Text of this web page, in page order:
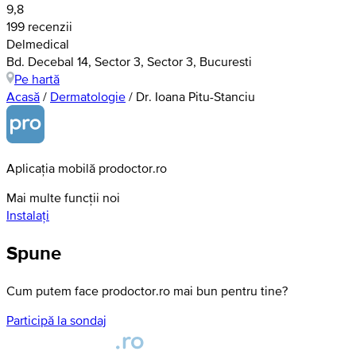
9,8
199 recenzii
Delmedical
Bd. Decebal 14, Sector 3, Sector 3, Bucuresti
Pe hartă
Acasă / Dermatologie / Dr. Ioana Pitu-Stanciu
Aplicația mobilă prodoctor.ro
Mai multe funcții noi
Instalați
Spune
Cum putem face prodoctor.ro mai bun pentru tine?
Participă la sondaj